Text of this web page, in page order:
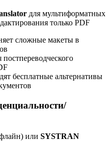
для мультиформатных
только PDF
сложные макеты в
бесплатные альтернативы
или SYSTRAN